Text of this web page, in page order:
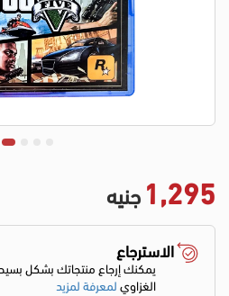
1,295 جنيه
الاسترجاع
يمكنك إرجاع منتجاتك بشكل
الغزاويلمعرفة لمزيد